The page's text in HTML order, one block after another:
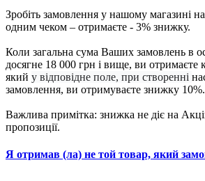
Зробіть замовлення у нашому магазині
одним чеком – отримаєте - 3% знижку.
Коли загальна сума Ваших замовлень в
досягне 18 000 грн і вище, ви отримаєте
який у відповідне поле, при створенні
замовлення, ви отримуваєте знижку 10%.
Важлива примітка: знижка не діє на
пропозиції.
Я отримав (ла) не той товар, який